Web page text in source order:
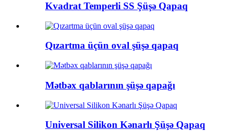
Kvadrat Temperli SS Şüşə Qapaq
Qızartma üçün oval şüşə qapaq
Mətbəx qablarının şüşə qapağı
Universal Silikon Kənarlı Şüşə Qapaq